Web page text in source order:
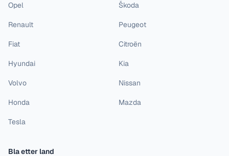
Opel Škoda
Renault Peugeot
Fiat Citroën
Hyundai Kia
Volvo Nissan
Honda Mazda
Tesla
Bla etter land